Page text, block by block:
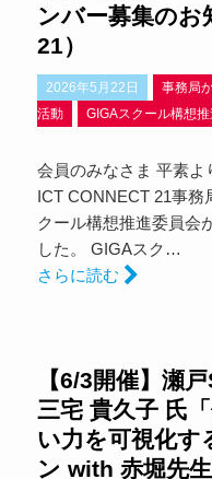
ンバー募集のお
21）
2026年5月22日 事務局
活動
GIGAスクール構想
会員のみなさま 平素よ
ICT CONNECT 21事務
クール構想推進委員会
した。 GIGAスク…
さらに読む
【6/3開催】瀬
三宅 貴久子 氏
い力を可視化す
ン with 赤堀先生